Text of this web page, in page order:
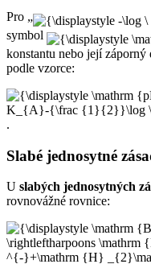
Pro „
symbol
konstantu nebo její
podle vzorce:
.
Slabé jednosytné
U slabých jednosytných
rovnovážné rovnice: